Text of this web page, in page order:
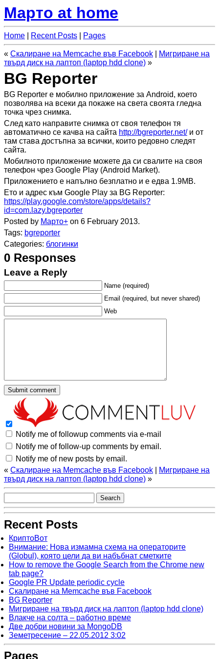
Марто at home
Home Recent Posts Pages
« Скалиране на Memcache във Facebook
Мигриране на
твърд диск на лаптоп (laptop hdd clone) »
BG Reporter
BG Reporter е мобилно приложение за Android, което
позволява на всеки да покаже на света своята гледна
точка чрез снимка.
След като направите снимка от своя телефон тя
автоматично се качва на сайта http://bgreporter.net/и от
там става достъпна за всички, които редовно следят
сайта.
Мобилното приложение можете да си свалите на своя
телефон чрез Google Play (Android Market).
Приложението е напълно безплатно и е едва 1.9МB.
Ето и адрес към Google Play за BG Reporter:
https://play.google.com/store/apps/details?
id=com.lazy.bgreporter
Posted by Марто+ on 6 February 2013.
Tags: bgreporter
Categories: блогинки
0 Responses
Leave a Reply
Name (required)
Email (required, but never shared)
Web
Notify me of followup comments via e-mail
Notify me of follow-up comments by email.
Notify me of new posts by email.
« Скалиране на Memcache във Facebook
Мигриране на
твърд диск на лаптоп (laptop hdd clone) »
Recent Posts
КриптоВот
Внимание: Нова измамна схема на операторите
(Globul), която цели да ви набъбнат сметките
How to remove the Google Search from the Chrome new
tab page?
Google PR Update periodic cycle
Скалиране на Memcache във Facebook
BG Reporter
Мигриране на твърд диск на лаптоп (laptop hdd clone)
Влакче на солта – работно време
Две добри новини за MongoDB
Земетресение – 22.05.2012 3:02
Pages